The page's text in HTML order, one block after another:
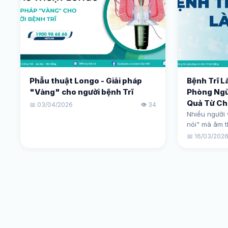
Phẫu thuật Longo - Giải pháp
"Vàng" cho người bệnh Trĩ
📅 03/04/2026 👁️ 34
Bệnh Trĩ
Phòng
Quả Từ
Nhiều người
nói" mà âm
những biến
📅 16/03/2026